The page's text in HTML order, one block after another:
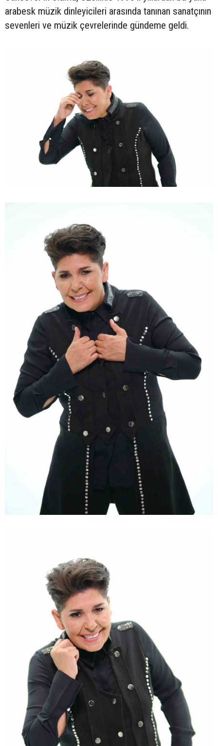
arabesk müzik dinleyicileri arasında tanınan sanatçının
sevenleri ve müzik çevrelerinde gündeme geldi.